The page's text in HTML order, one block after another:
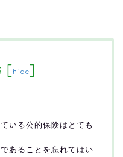
[hide]
いる公的保険はとても
あることを忘れてはい